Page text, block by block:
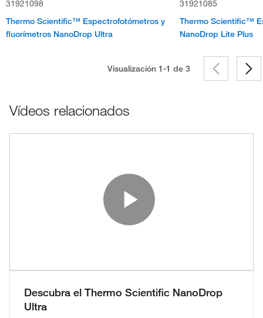
31921098
Thermo Scientific™ Espectrofotómetros y
fluorímetros NanoDrop Ultra
31921085
Thermo Scientific™
NanoDrop Lite Plus
Visualización 1-1 de 3
Vídeos relacionados
Play
Descubra el Thermo Scientific NanoDrop
Ultra